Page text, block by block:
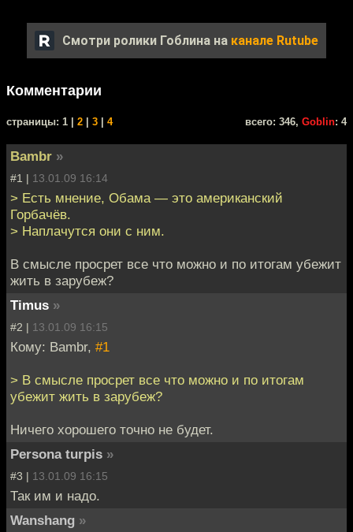
Смотри ролики Гоблина на канале Rutube
Комментарии
cтраницы: 1 | 2 3 4 всего: 346, Goblin: 4
Bambr »
#1 | 13.01.09 16:14
> Есть мнение, Обама — это американский
Горбачёв.
> Наплачутся они с ним.
В смысле просрет все что можно и по итогам убежит
жить в зарубеж?
Timus »
#2 | 13.01.09 16:15
Кому: Bambr, #1
> В смысле просрет все что можно и по итогам
убежит жить в зарубеж?
Ничего хорошего точно не будет.
Persona turpis »
#3 | 13.01.09 16:15
Так им и надо.
Wanshang »